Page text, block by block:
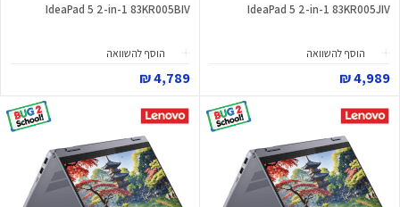
IdeaPad 5 2-in-1 83KR005JIV
הוסף להשוואה
4,989 ₪
IdeaPad 5 2-in-1 83KR005BIV
הוסף להשוואה
4,789 ₪